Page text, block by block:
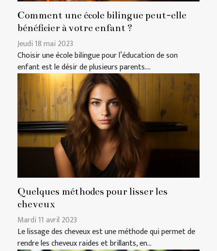
Comment une école bilingue peut-elle
bénéficier à votre enfant ?
Jeudi 18 mai 2023
Choisir une école bilingue pour l’éducation de son
enfant est le désir de plusieurs parents....
Quelques méthodes pour lisser les
cheveux
Mardi 11 avril 2023
Le lissage des cheveux est une méthode qui permet de
rendre les cheveux raides et brillants, en...